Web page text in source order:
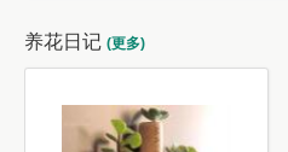
养花日记 (更多)